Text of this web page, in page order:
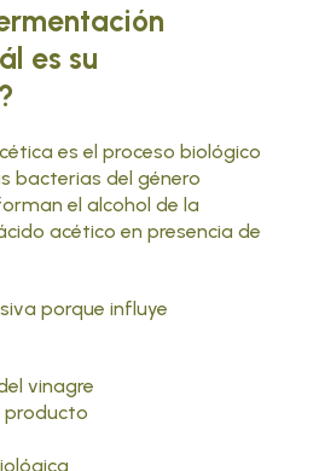
es su
es el proceso biológico
bacterias del género
el alcohol de la
acético en presencia de
porque influye
vinagre
producto